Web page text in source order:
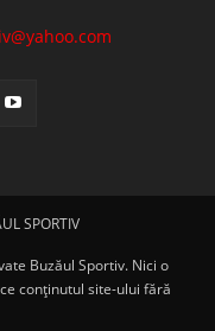
SPORTIV
Buzăul Sportiv. Nici o
conţinutul site-ului fără